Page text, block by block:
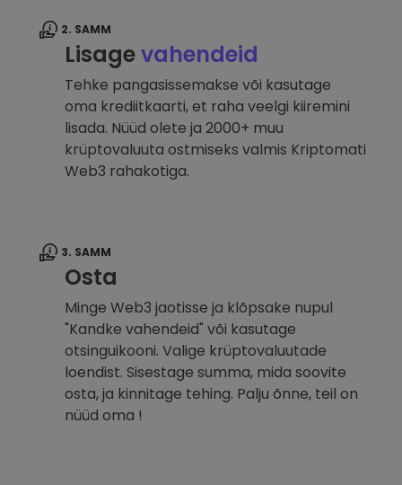
2. SAMM
Lisagevahendeid
Tehke pangasissemakse või kasutage
oma krediitkaarti, et raha veelgi kiiremini
lisada. Nüüd olete ja 2000+ muu
krüptovaluuta ostmiseks valmis Kriptomati
Web3 rahakotiga.
3. SAMM
Osta
Minge Web3 jaotisse ja klõpsake nupul
"Kandke vahendeid" või kasutage
otsinguikooni. Valige krüptovaluutade
loendist. Sisestage summa, mida soovite
osta, ja kinnitage tehing. Palju õnne, teil on
nüüd oma !